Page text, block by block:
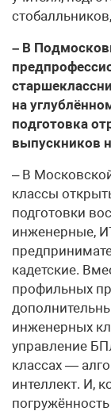
– В
на
подготовка
выпускников
– В
классы
подготовки
инженерные,
кадетские.
профильных
инженерных
управление
классах —
интеллект. И,